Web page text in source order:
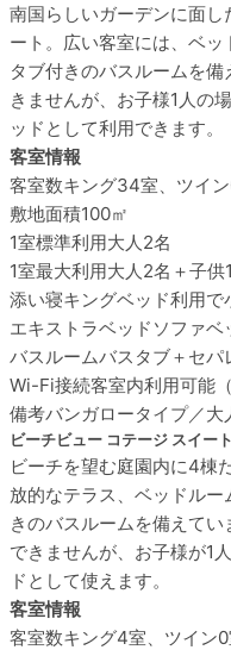
南国らしいガーデンに面
ート。広い客室には、ベ
タブ付きのバスルームを
きませんが、お子様1人の
ッドとして利用できます。
客室情報
客室数キング34室、ツイ
敷地面積100㎡
1室標準利用大人2名
1室最大利用大人2名＋子供
添い寝キングベッド利用で
エキストラベッド ソファベ
バスルームバスタブ＋セパ
Wi-Fi接続客室内利用可能（
備考バンガロータイプ／大
ビーチビュー コテージ スイート
ビーチを望む庭園内に4棟
放的なテラス、ベッドル
きのバスルームを備えて
できませんが、お子様が1
ドとして使えます。
客室情報
客室数キング4室、ツイン